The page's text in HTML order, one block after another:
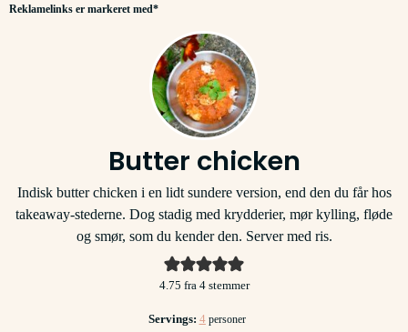
Reklamelinks er markeret med*
Butter chicken
Indisk butter chicken i en lidt sundere version, end den du får hos
takeaway-stederne. Dog stadig med krydderier, mør kylling, fløde
og smør, som du kender den. Server med ris.
4.75 fra 4stemmer
Servings: 4 personer